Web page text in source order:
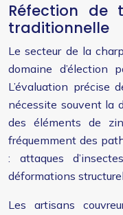
Réfection de
traditionnelle
Le secteur de la
domaine d’élection
L’évaluation précise
nécessite souvent la
des éléments de
fréquemment des
: attaques
déformations
Les artisans